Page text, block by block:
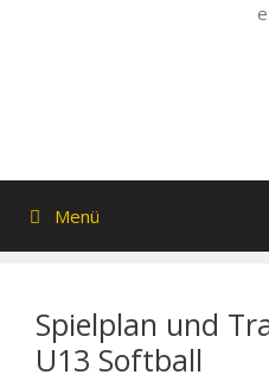
Menü
Spielplan und
U13 Softball